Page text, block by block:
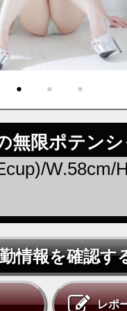
・ ・ ・
無限ポテン
W.58cm/
情報を確認す
レポ